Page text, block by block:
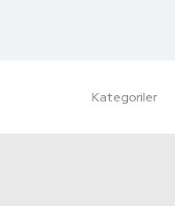
Kategoriler